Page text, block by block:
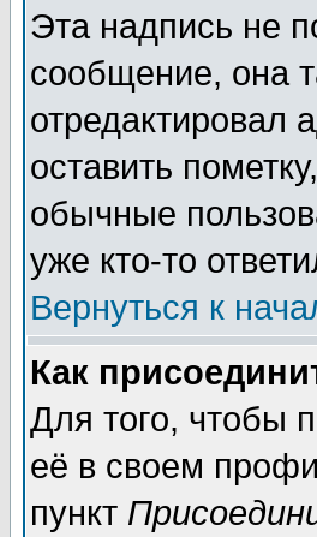
Эта надпись не
сообщение, она
отредактировал
оставить
обычные
уже кто-то
Вернуться к
Как
Для того, чтобы
её в своем
пункт